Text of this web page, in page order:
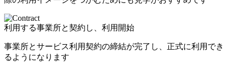
利用する事業所と契約し、利用開始
事業所とサービス利用契約の締結が完了し、正式に利用でき
るようになります